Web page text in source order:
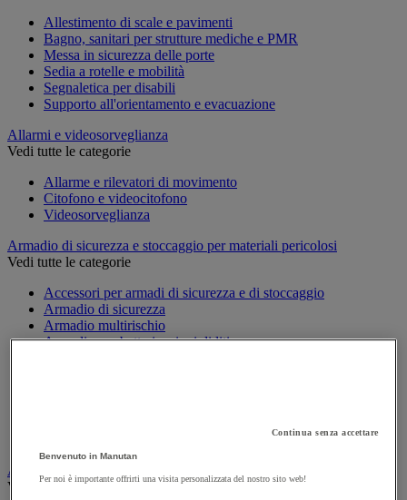
Allestimento di scale e pavimenti
Bagno, sanitari per strutture mediche e PMR
Messa in sicurezza delle porte
Sedia a rotelle e mobilità
Segnaletica per disabili
Supporto all'orientamento e evacuazione
Allarmi e videosorveglianza
Vedi tutte le categorie
Allarme e rilevatori di movimento
Citofono e videocitofono
Videosorveglianza
Armadio di sicurezza e stoccaggio per materiali pericolosi
Vedi tutte le categorie
Accessori per armadi di sicurezza e di stoccaggio
Armadio di sicurezza
Armadio multirischio
Armadio per batterie a ioni di litio
Assorbente industriale
Vedi tutte le categorie
Continua senza accettare
Benvenuto in Manutan
Per noi è importante offrirti una visita personalizzata del nostro sito web!